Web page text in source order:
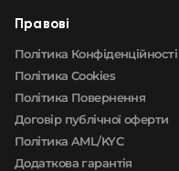
Правові
Політика Конфіденційності
Політика Cookies
Політика Повернення
Договір публічної оферти
Політика AML/KYC
Додаткова гарантія